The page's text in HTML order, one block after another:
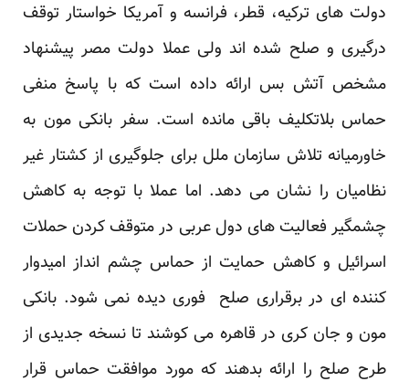
دولت های ترکیه، قطر، فرانسه و آمریکا خواستار توقف
درگیری و صلح شده اند ولی عملا دولت مصر پیشنهاد
مشخص آتش بس ارائه داده است که با پاسخ منفی
حماس بلاتکلیف باقی مانده است. سفر بانکی مون به
خاورمیانه تلاش سازمان ملل برای جلوگیری از کشتار غیر
نظامیان را نشان می دهد. اما عملا با توجه به کاهش
چشمگیر فعالیت های دول عربی در متوقف کردن حملات
اسرائیل و کاهش حمایت از حماس چشم انداز امیدوار
کننده ای در برقراری صلح فوری دیده نمی شود. بانکی
مون و جان کری در قاهره می کوشند تا نسخه جدیدی از
طرح صلح را ارائه بدهند که مورد موافقت حماس قرار